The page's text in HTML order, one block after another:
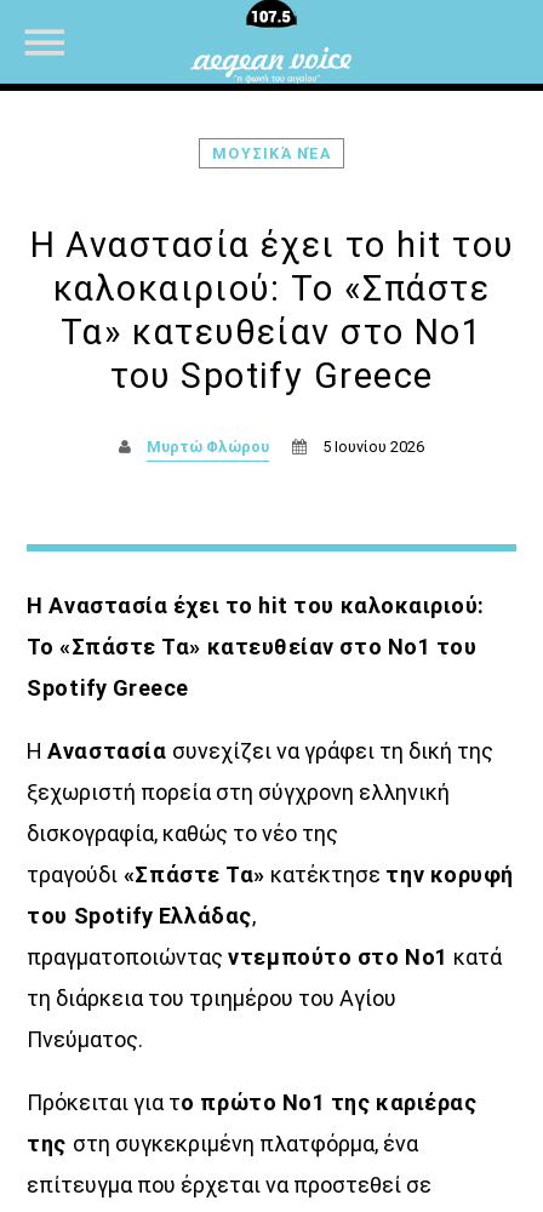
UPCOMING SHOWS
ΜΟΥΣΙΚΗ
10:00
14:00
16:00
18:00
ΜΟΥΣΙΚΆ ΝΈΑ
Η Αναστασία έχει το hit του
καλοκαιριού: Το «Σπάστε
Τα» κατευθείαν στο Νο1
του Spotify Greece
Μυρτώ Φλώρου 5 Ιουνίου 2026
Η Αναστασία έχει το hit του καλοκαιριού:
Το «Σπάστε Τα» κατευθείαν στο Νο1 του
Spotify Greece
ΗΑναστασία συνεχίζει να γράφει τη δική της
ξεχωριστή πορεία στη σύγχρονη ελληνική
δισκογραφία, καθώς το νέο της
τραγούδι «Σπάστε Τα» κατέκτησε την κορυφή
του Spotify Ελλάδας,
πραγματοποιώνταςντεμπούτο στο Νο1 κατά
τη διάρκεια του τριημέρου του Αγίου
Πνεύματος.
Πρόκειται για το πρώτο Νο1 της καριέρας
της στη συγκεκριμένη πλατφόρμα, ένα
επίτευγμα που έρχεται να προστεθεί σε